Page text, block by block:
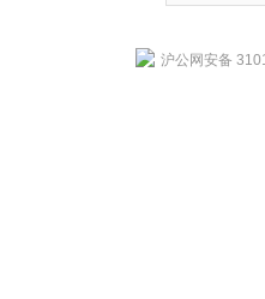
沪公网安备